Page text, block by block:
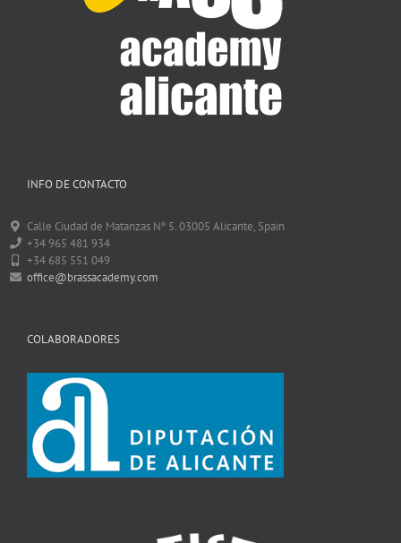
INFO DE CONTACTO
Calle Ciudad de Matanzas Nº 5. 03005 Alicante, Spain
+34 965 481 934
+34 685 551 049
office@brassacademy.com
COLABORADORES